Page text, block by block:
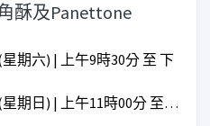
酥及Panettone
期六) | 上午9時30分 至 下
期日) | 上午11時00分 至